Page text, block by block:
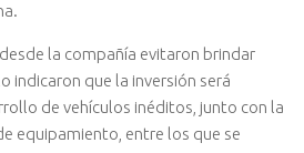
la compañía evitaron brindar
indicaron que la inversión será
de vehículos inéditos, junto con la
equipamiento, entre los que se